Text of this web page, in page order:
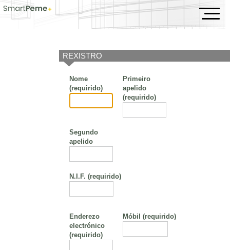
Servizos
REXISTRO
Nome
(requirido)
Primeiro
apelido
(requirido)
Segundo
apelido
N.I.F. (requirido)
Enderezo
electrónico
(requirido)
Móbil (requirido)